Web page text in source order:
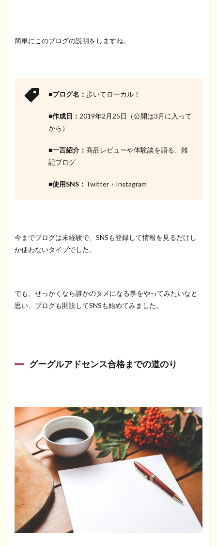
簡単にこのブログの説明をしますね。
■ブログ名： 歩いてローカル！
■作成日： 2019年2月25日（公開は3月に入って
から）
■一言紹介： 商品レビューや体験談を語る、雑
記ブログ
■使用SNS： Twitter・Instagram
今までブログは未経験で、SNSも登録して情報を見るだけし
か使わないタイプでした。
でも、せっかくなら誰かのタメになる事をやってみたいなと
思い、ブログも開設してSNSも始めてみました。
グーグルアドセンス合格までの道のり